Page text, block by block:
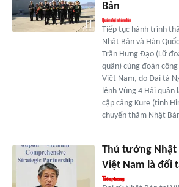
Bản
Tiếp tục hành trình
Nhật Bản và Hàn
Trần Hưng Đạo (Lữ
quân) cùng đoàn
Việt Nam, do Đại tá
lệnh Vùng 4 Hải
cập cảng Kure (tỉnh
chuyến thăm Nhật
Thủ tướng Nhật
Việt Nam là đối